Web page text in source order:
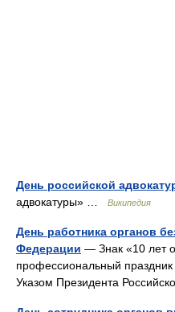
День российской
адвокатуры» …
Википедия
День работника органов
Федерации — Знак «10 лет
профессиональный праздник
Указом Президента